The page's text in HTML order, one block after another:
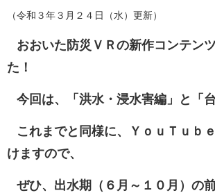
（令和３年３月２４日（水）更新）
おおいた防災ＶＲの新作コンテン
た！
今回は、「洪水・浸水害編」と「
これまでと同様に、ＹｏｕＴｕｂ
けますので、
ぜひ、出水期（６月～１０月）の